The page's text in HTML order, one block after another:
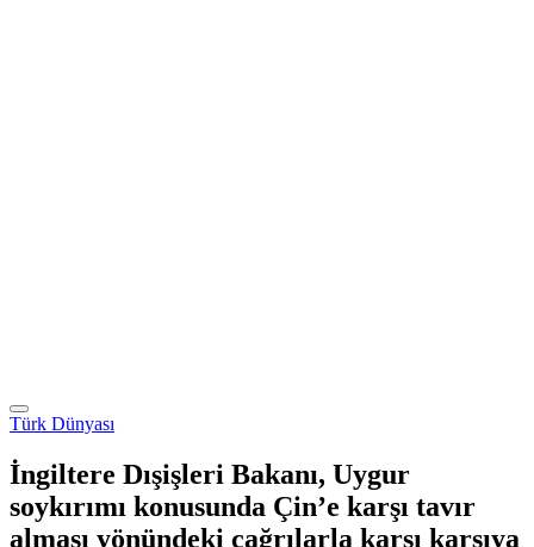
Türk Dünyası
İngiltere Dışişleri Bakanı, Uygur
soykırımı konusunda Çin’e karşı tavır
alması yönündeki çağrılarla karşı karşıya